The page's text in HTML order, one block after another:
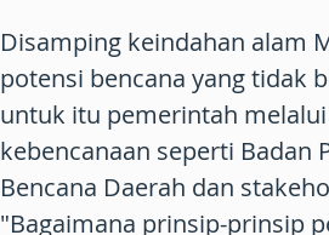
Disamping keindahan alam
potensi bencana yang tidak
untuk itu pemerintah
kebencanaan seperti Badan
Bencana Daerah dan
"Bagaimana prinsip-prinsip